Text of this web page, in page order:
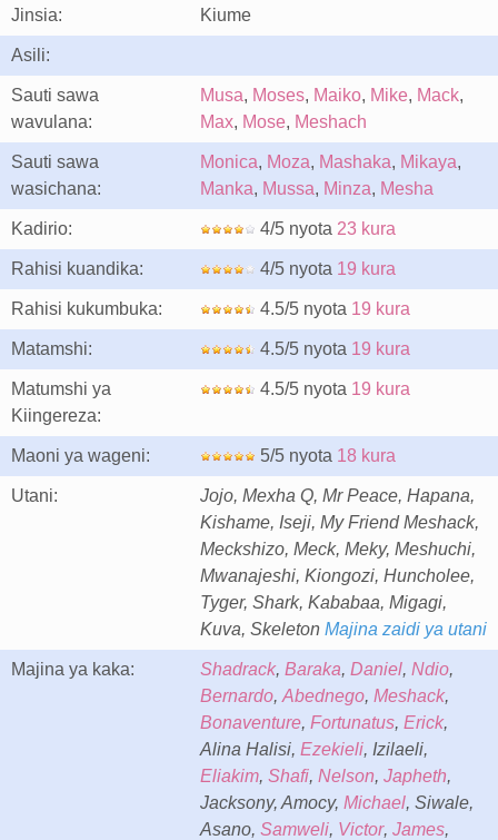
Jinsia: Kiume
Asili:
Sauti sawa
wavulana:
Musa, Moses, Maiko, Mike, Mack,
Max, Mose, Meshach
Sauti sawa
wasichana:
Monica, Moza, Mashaka, Mikaya,
Manka, Mussa, Minza, Mesha
Kadirio: 4/5 nyota 23 kura
Rahisi kuandika: 4/5 nyota 19 kura
Rahisi kukumbuka: 4.5/5 nyota 19 kura
Matamshi: 4.5/5 nyota 19 kura
Matumshi ya
Kiingereza:
4.5/5 nyota 19 kura
Maoni ya wageni: 5/5 nyota 18 kura
Utani:
Jojo, Mexha Q, Mr Peace, Hapana,
Kishame, Iseji, My Friend Meshack,
Meckshizo, Meck, Meky, Meshuchi,
Mwanajeshi, Kiongozi, Huncholee,
Tyger, Shark, Kababaa, Migagi,
Kuva, Skeleton Majina zaidi ya utani
Majina ya kaka: Shadrack, Baraka, Daniel, Ndio,
Bernardo, Abednego, Meshack,
Bonaventure, Fortunatus, Erick,
Alina Halisi, Ezekieli, Izilaeli,
Eliakim, Shafi, Nelson, Japheth,
Jacksony, Amocy, Michael, Siwale,
Asano, Samweli, Victor, James,